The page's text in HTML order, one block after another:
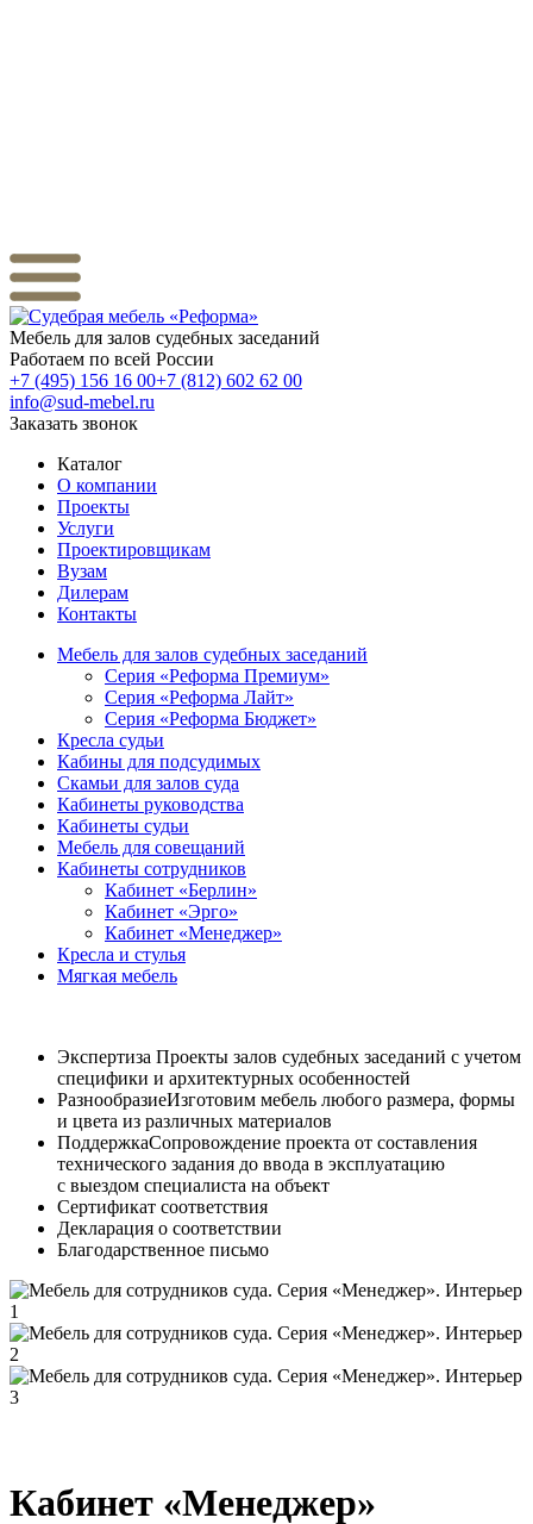
Мебель для залов судебных заседаний
Работаем по всей России
+7 (495) 156 16 00+7 (812) 602 62 00
info@sud-mebel.ru
Заказать звонок
Каталог
О компании
Проекты
Услуги
Проектировщикам
Вузам
Дилерам
Контакты
Мебель для залов судебных заседаний
Серия «Реформа Премиум»
Серия «Реформа Лайт»
Серия «Реформа Бюджет»
Кресла судьи
Кабины для подсудимых
Скамьи для залов суда
Кабинеты руководства
Кабинеты судьи
Мебель для совещаний
Кабинеты сотрудников
Кабинет «Берлин»
Кабинет «Эрго»
Кабинет «Менеджер»
Кресла и стулья
Мягкая мебель
Экспертиза Проекты залов судебных заседаний с учетом
специфики и архитектурных особенностей
РазнообразиеИзготовим мебель любого размера, формы
и цвета из различных материалов
ПоддержкаСопровождение проекта от составления
технического задания до ввода в эксплуатацию
с выездом специалиста на объект
Сертификат соответствия
Декларация о соответствии
Благодарственное письмо
Кабинет «Менеджер»